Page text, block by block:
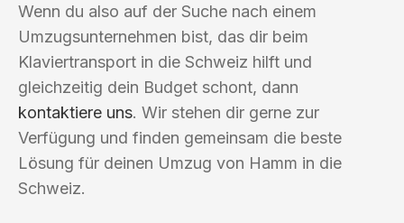
Wenn du also auf der Suche nach einem
Umzugsunternehmen bist, das dir beim
Klaviertransport in die Schweiz hilft und
gleichzeitig dein Budget schont, dann
kontaktiere uns. Wir stehen dir gerne zur
Verfügung und finden gemeinsam die beste
Lösung für deinen Umzug von Hamm in die
Schweiz.